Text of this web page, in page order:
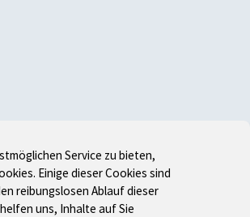
Service zu bieten,
Einige dieser Cookies sind
reibungslosen Ablauf dieser
uns, Inhalte auf Sie